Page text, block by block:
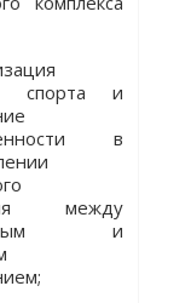
спорта и
в
между
и